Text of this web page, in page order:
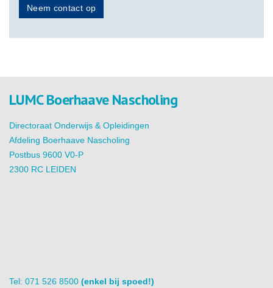
Neem contact op
LUMC Boerhaave Nascholing
Directoraat Onderwijs & Opleidingen
Afdeling Boerhaave Nascholing
Postbus 9600 V0-P
2300 RC LEIDEN
Tel: 071 526 8500 (enkel bij spoed!)